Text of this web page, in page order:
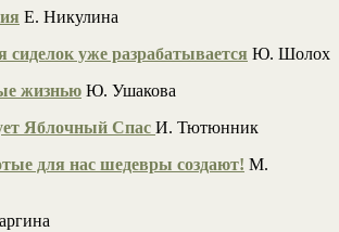
Е. Никулина
сиделок уже разрабатывается Ю. Шолох
жизнью Ю. Ушакова
Яблочный Спас И. Тютюнник
для нас шедевры создают! М.